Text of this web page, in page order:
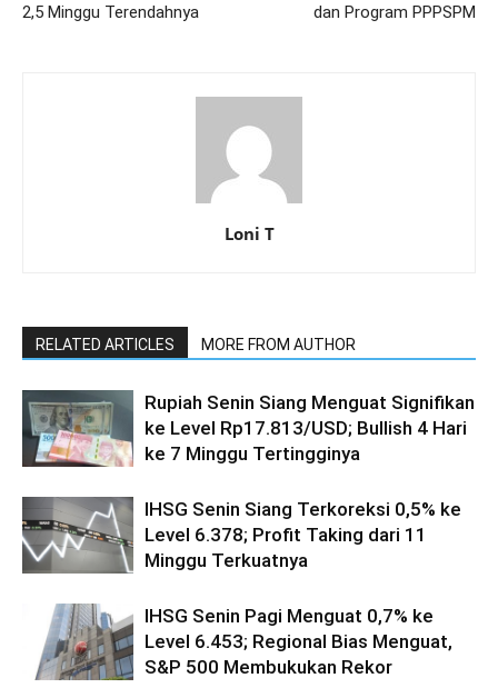
2,5 Minggu Terendahnya
dan Program PPPSPM
Loni T
RELATED ARTICLES MORE FROM AUTHOR
Rupiah Senin Siang Menguat Signifikan
ke Level Rp17.813/USD; Bullish 4 Hari
ke 7 Minggu Tertingginya
IHSG Senin Siang Terkoreksi 0,5% ke
Level 6.378; Profit Taking dari 11
Minggu Terkuatnya
IHSG Senin Pagi Menguat 0,7% ke
Level 6.453; Regional Bias Menguat,
S&P 500 Membukukan Rekor